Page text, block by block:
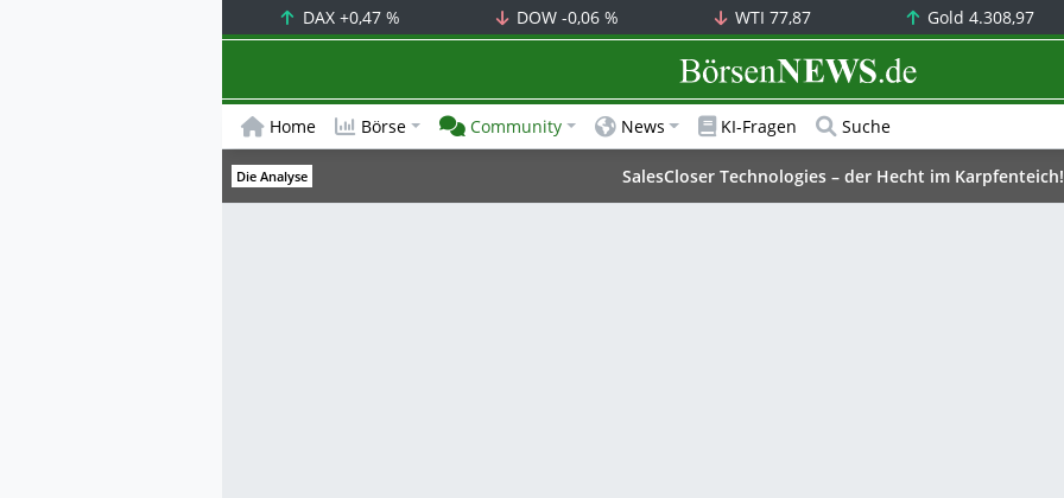
DAX +0,47 % DOW-0,06 % WTI77,87 Gold4.308,97
BörsenNEWS.de
Home Börse Community News KI-Fragen Suche
Die Analyse SalesCloser Technologies – der Hecht im Karpfenteich!